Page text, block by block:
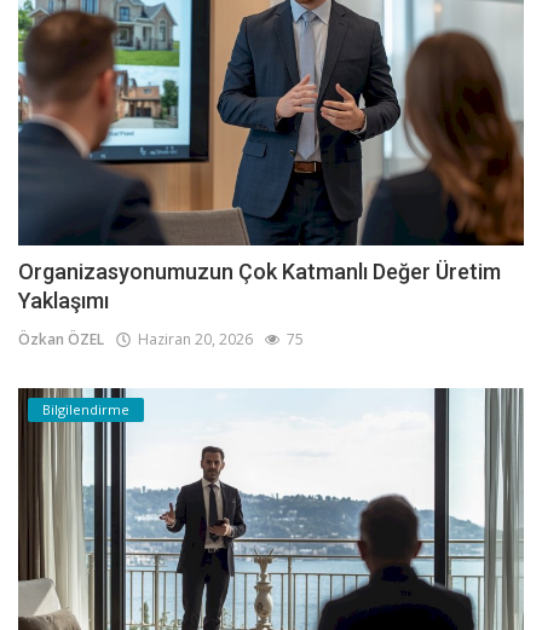
Organizasyonumuzun Çok Katmanlı Değer Üretim
Yaklaşımı
Özkan ÖZEL Haziran 20, 2026 75
Bilgilendirme